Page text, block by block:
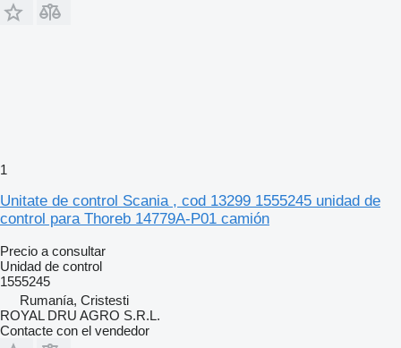
1
Unitate de control Scania , cod 13299 1555245 unidad de
control para Thoreb 14779A-P01 camión
Precio a consultar
Unidad de control
1555245
Rumanía, Cristesti
ROYAL DRU AGRO S.R.L.
Contacte con el vendedor